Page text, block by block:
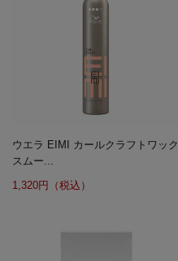
ウエラ EIMI カールクラフトワック
スムー...
1,320円（税込）